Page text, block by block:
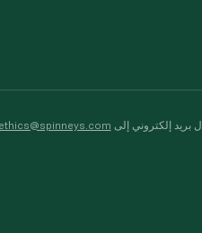
بريد إلكتروني إلى ethics@spinneys.com